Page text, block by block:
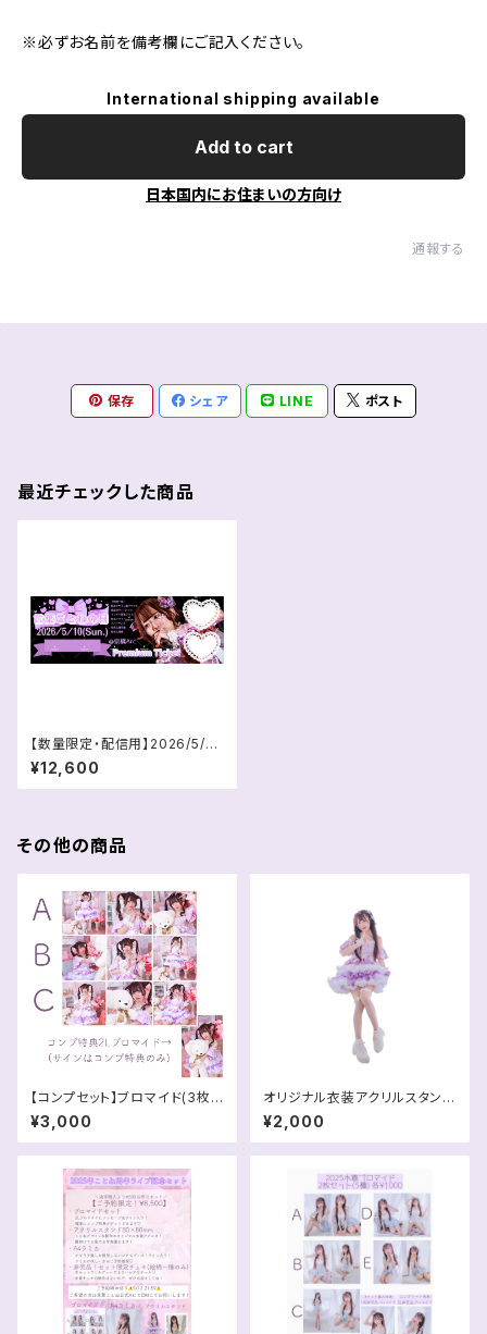
※必ずお名前を備考欄にご記入ください。
International shipping available
Add to cart
日本国内にお住まいの方向け
通報する
保存 シェア LINE ポスト
最近チェックした商品
【数量限定・配信用】2026/5/10
言葉ことねの日プレミアムチケッ
ト
¥12,600
その他の商品
【コンプセット】ブロマイド(3枚セ
ット・3種類)
¥3,000
オリジナル衣装アクリルスタンド
(9×9cm)
¥2,000